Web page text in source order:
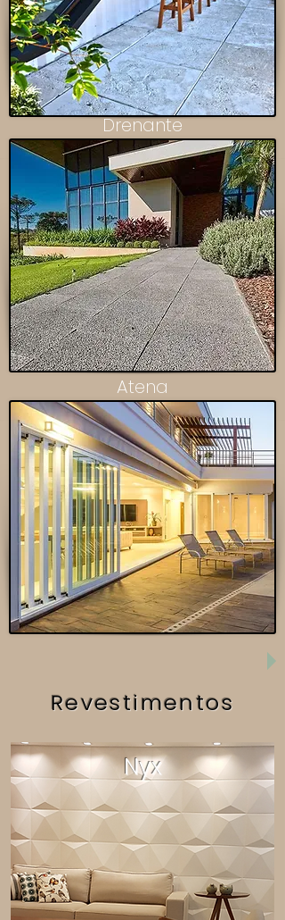
Drenante
Atena
Revestimentos
Nyx